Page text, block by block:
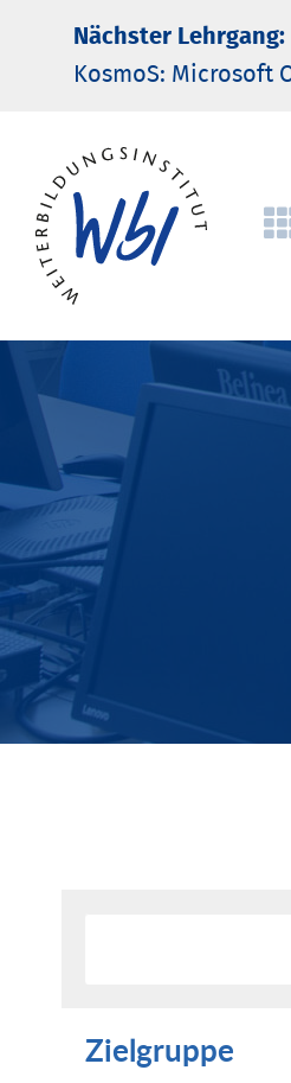
Nächster Lehrgang:
KosmoS: Microsoft
Zielgruppe